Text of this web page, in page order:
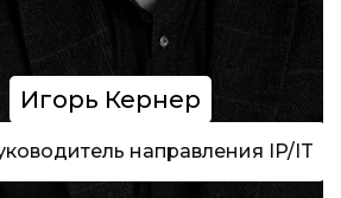
Игорь Кернер
направления IP/IT